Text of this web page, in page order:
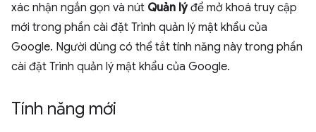
xác nhận ngắn gọn và nút Quản lýđể mở khoá truy cập
mới trong phần cài đặt Trình quản lý mật khẩu của
Google. Người dùng có thể tắt tính năng này trong phần
cài đặt Trình quản lý mật khẩu của Google.
Tính năng mới